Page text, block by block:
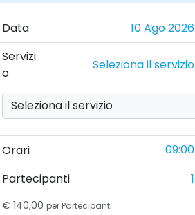
Data
Servizi
o
Seleziona il servizio
Orari 09:00
Partecipanti 1
€ 140,00 per Partecipanti